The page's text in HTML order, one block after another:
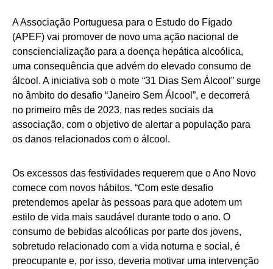
A Associação Portuguesa para o Estudo do Fígado
(APEF) vai promover de novo uma ação nacional de
consciencialização para a doença hepática alcoólica,
uma consequência que advém do elevado consumo de
álcool. A iniciativa sob o mote “31 Dias Sem Álcool” surge
no âmbito do desafio “Janeiro Sem Álcool”, e decorrerá
no primeiro mês de 2023, nas redes sociais da
associação, com o objetivo de alertar a população para
os danos relacionados com o álcool.
Os excessos das festividades requerem que o Ano Novo
comece com novos hábitos. “Com este desafio
pretendemos apelar às pessoas para que adotem um
estilo de vida mais saudável durante todo o ano. O
consumo de bebidas alcoólicas por parte dos jovens,
sobretudo relacionado com a vida noturna e social, é
preocupante e, por isso, deveria motivar uma intervenção